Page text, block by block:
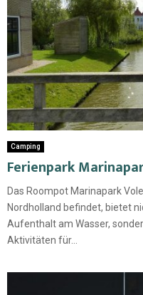
Camping
Ferienpark
Das Roompot Marinapark
Nordholland befindet, bietet
Aufenthalt am Wasser,
Aktivitäten für...